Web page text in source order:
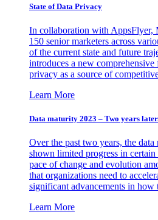
State of Data Privacy
In collaboration with AppsFlyer,
150 senior marketers across
of the current state and future
introduces a new
privacy as a source of
Learn More
Data maturity 2023 – Two years
Over the past two years, the data
shown limited progress in
pace of change and evolution
that organizations need to
significant advancements in how
Learn More